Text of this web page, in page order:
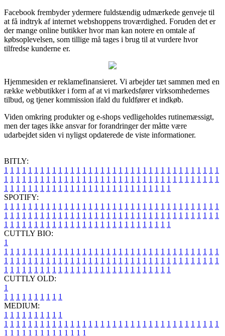
Facebook frembyder ydermere fuldstændig udmærkede genveje til
at få indtryk af internet webshoppens troværdighed. Foruden det er
der mange online butikker hvor man kan notere en omtale af
købsoplevelsen, som tillige må tages i brug til at vurdere hvor
tilfredse kunderne er.
Hjemmesiden er reklamefinansieret. Vi arbejder tæt sammen med en
række webbutikker i form af at vi markedsfører virksomhedernes
tilbud, og tjener kommission ifald du fuldfører et indkøb.
Viden omkring produkter og e-shops vedligeholdes rutinemæssigt,
men der tages ikke ansvar for forandringer der måtte være
udarbejdet siden vi nyligst opdaterede de viste informationer.
BITLY:
1 1 1 1 1 1 1 1 1 1 1 1 1 1 1 1 1 1 1 1 1 1 1 1 1 1 1 1 1 1 1 1 1 1 1 1
1 1 1 1 1 1 1 1 1 1 1 1 1 1 1 1 1 1 1 1 1 1 1 1 1 1 1 1 1 1 1 1 1 1 1 1
1 1 1 1 1 1 1 1 1 1 1 1 1 1 1 1 1 1 1 1 1 1 1 1 1 1 1 1
SPOTIFY:
1 1 1 1 1 1 1 1 1 1 1 1 1 1 1 1 1 1 1 1 1 1 1 1 1 1 1 1 1 1 1 1 1 1 1 1
1 1 1 1 1 1 1 1 1 1 1 1 1 1 1 1 1 1 1 1 1 1 1 1 1 1 1 1 1 1 1 1 1 1 1 1
1 1 1 1 1 1 1 1 1 1 1 1 1 1 1 1 1 1 1 1 1 1 1 1 1 1 1 1
CUTTLY BIO:
1
1 1 1 1 1 1 1 1 1 1 1 1 1 1 1 1 1 1 1 1 1 1 1 1 1 1 1 1 1 1 1 1 1 1 1 1
1 1 1 1 1 1 1 1 1 1 1 1 1 1 1 1 1 1 1 1 1 1 1 1 1 1 1 1 1 1 1 1 1 1 1 1
1 1 1 1 1 1 1 1 1 1 1 1 1 1 1 1 1 1 1 1 1 1 1 1 1 1 1 1
CUTTLY OLD:
1
1 1 1 1 1 1 1 1 1 1
MEDIUM:
1 1 1 1 1 1 1 1 1 1
1 1 1 1 1 1 1 1 1 1 1 1 1 1 1 1 1 1 1 1 1 1 1 1 1 1 1 1 1 1 1 1 1 1 1 1
1 1 1 1 1 1 1 1 1 1 1 1 1 1